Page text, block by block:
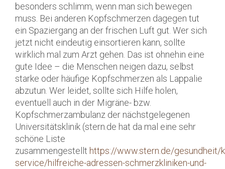
besonders schlimm, wenn man sich bewegen
muss. Bei anderen Kopfschmerzen dagegen tut
ein Spaziergang an der frischen Luft gut. Wer sich
jetzt nicht eindeutig einsortieren kann, sollte
wirklich mal zum Arzt gehen. Das ist ohnehin eine
gute Idee – die Menschen neigen dazu, selbst
starke oder häufige Kopfschmerzen als Lappalie
abzutun. Wer leidet, sollte sich Hilfe holen,
eventuell auch in der Migräne- bzw.
Kopfschmerzambulanz der nächstgelegenen
Universitätsklinik (stern.de hat da mal eine sehr
schöne Liste
zusammengestellt https://www.stern.de/
service/hilfreiche-adressen-schmerzkliniken-und-